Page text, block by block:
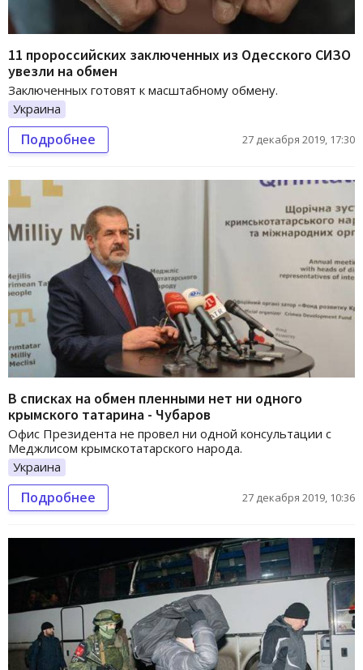
11 пророссийских заключенных из Одесского СИЗО
увезли на обмен
Заключенных готовят к масштабному обмену.
Украина
Подробнее 27 декабря 2019, 17:30
В списках на обмен пленными нет ни одного
крымского татарина - Чубаров
Офис Президента не провел ни одной консультации с
Меджлисом крымскотатарского народа.
Украина
Подробнее 27 декабря 2019, 10:36